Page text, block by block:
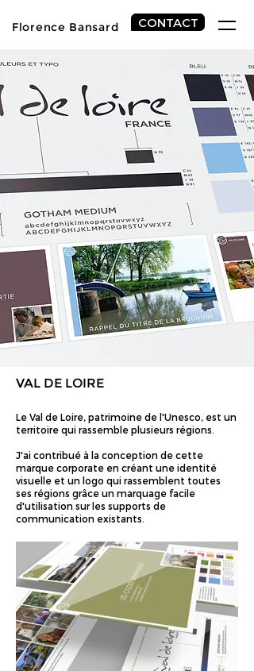
Florence Bansard CONTACT
VAL DE LOIRE
Le Val de Loire, patrimoine de l'Unesco, est un
territoire qui rassemble plusieurs régions.
J'ai contribué à la conception de cette
marque corporate en créant une identité
visuelle et un logo qui rassemblent toutes
ses régions grâce un marquage facile
d'utilisation sur les supports de
communication existants.